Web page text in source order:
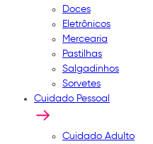
Doces
Eletrônicos
Mercearia
Pastilhas
Salgadinhos
Sorvetes
Cuidado Pessoal
Cuidado Adulto